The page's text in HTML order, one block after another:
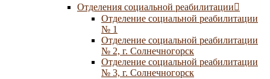
Отделения социальной реабилитации
Отделение социальной реабилитации
№ 1
Отделение социальной реабилитации
№ 2, г. Солнечногорск
Отделение социальной реабилитации
№ 3, г. Солнечногорск